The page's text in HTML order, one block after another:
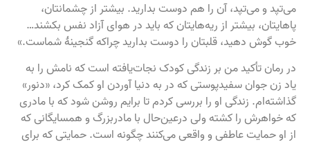
می‌تپد و می‌تپد، آن را هم دوست بدارید. بیشتر از چشمانتان،
پاهایتان، بیشتر از ریه‌هایتان که باید در هوای آزاد نفس بکشند…
خوب گوش دهید، قلبتان را دوست بدارید چراکه گنجینهٔ شماست.»
در رمان تأکید من بر زندگی کودک نجات‌یافته است که نامش را به
یاد زن جوان سفیدپوستی که در به دنیا آوردن او کمک کرد، «دنور»
گذاشته‌ام. زندگی او را بررسی کردم تا برایم روشن شود که با مادری
که خواهرش را کشته ولی درعین‌حال با مادربزرگ و همسایگانی که
از او حمایت عاطفی و واقعی می‌کنند چگونه است. حمایتی که برای